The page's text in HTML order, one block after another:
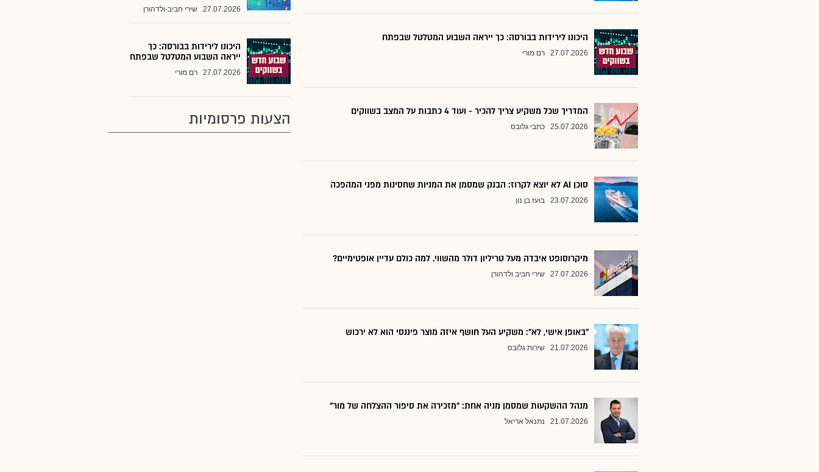
היכונו לירידות בבורסה: כך ייראה השבוע המטלטל שבפתח
27.07.2026 רם מורי
המדריך שכל משקיע צריך להכיר - ועוד 4 כתבות על המצב בשווקים
25.07.2026 כתבי גלובס
סוכן AI לא יוצא לקרוז: הבנק שמסמן את המניות שחסינות מפני המהפכה
23.07.2026 בועז בן נון
מיקרוסופט איבדה מעל טריליון דולר מהשווי. למה כולם עדיין אופטימיים?
27.07.2026 שירי חביב ולדהורן
"באופן אישי, לא": משקיע העל חושף איזה מוצר פיננסי הוא לא ירכוש
21.07.2026 שירות גלובס
מנהל ההשקעות שמסמן מניה אחת: "מזכירה את סיפור ההצלחה של מור"
21.07.2026 נתנאל אריאל
27.07.2026 שירי חביב-ולדהורן
היכונו לירידות בבורסה: כך
ייראה השבוע המטלטל שבפתח
27.07.2026 רם מורי
הצעות פרסומיות